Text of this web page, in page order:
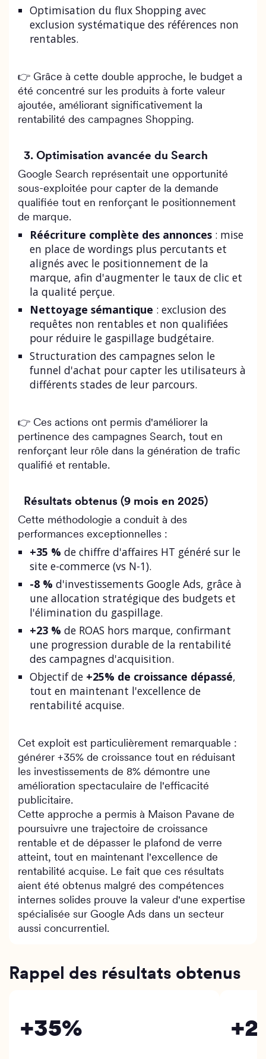
Optimisation du flux Shopping avec
exclusion systématique des références non
rentables.
👉 Grâce à cette double approche, le budget a
été concentré sur les produits à forte valeur
ajoutée, améliorant significativement la
rentabilité des campagnes Shopping.
3. Optimisation avancée du Search
Google Search représentait une opportunité
sous-exploitée pour capter de la demande
qualifiée tout en renforçant le positionnement
de marque.
Réécriture complète des annonces : mise
en place de wordings plus percutants et
alignés avec le positionnement de la
marque, afin d'augmenter le taux de clic et
la qualité perçue.
Nettoyage sémantique : exclusion des
requêtes non rentables et non qualifiées
pour réduire le gaspillage budgétaire.
Structuration des campagnes selon le
funnel d'achat pour capter les utilisateurs à
différents stades de leur parcours.
👉 Ces actions ont permis d'améliorer la
pertinence des campagnes Search, tout en
renforçant leur rôle dans la génération de trafic
qualifié et rentable.
Résultats obtenus (9 mois en 2025)
Cette méthodologie a conduit à des
performances exceptionnelles :
+35 % de chiffre d'affaires HT généré sur le
site e-commerce (vs N-1).
-8 % d'investissements Google Ads, grâce à
une allocation stratégique des budgets et
l'élimination du gaspillage.
+23 % de ROAS hors marque, confirmant
une progression durable de la rentabilité
des campagnes d'acquisition.
Objectif de +25% de croissance dépassé,
tout en maintenant l'excellence de
rentabilité acquise.
Cet exploit est particulièrement remarquable :
générer +35% de croissance tout en réduisant
les investissements de 8% démontre une
amélioration spectaculaire de l'efficacité
publicitaire.
Cette approche a permis à Maison Pavane de
poursuivre une trajectoire de croissance
rentable et de dépasser le plafond de verre
atteint, tout en maintenant l'excellence de
rentabilité acquise. Le fait que ces résultats
aient été obtenus malgré des compétences
internes solides prouve la valeur d'une expertise
spécialisée sur Google Ads dans un secteur
aussi concurrentiel.
Rappel des résultats obtenus
+35%